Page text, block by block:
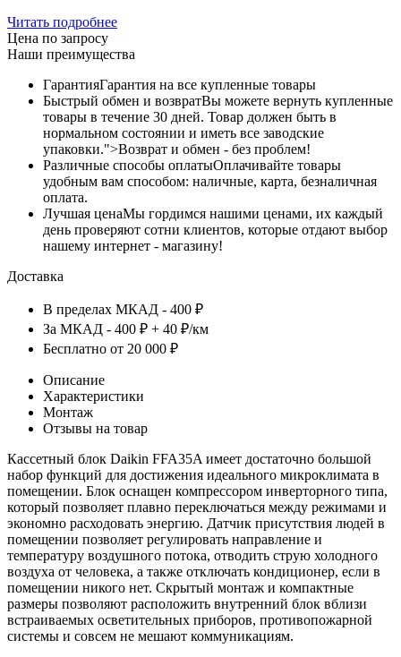
Читать подробнее
Цена по запросу
Наши преимущества
ГарантияГарантия на все купленные товары
Быстрый обмен и возвратВы можете вернуть купленные
товары в течение 30 дней. Товар должен быть в
нормальном состоянии и иметь все заводские
упаковки.">Возврат и обмен - без проблем!
Различные способы оплатыОплачивайте товары
удобным вам способом: наличные, карта, безналичная
оплата.
Лучшая ценаМы гордимся нашими ценами, их каждый
день проверяют сотни клиентов, которые отдают выбор
нашему интернет - магазину!
Доставка
В пределах МКАД - 400 ₽
За МКАД - 400 ₽ + 40 ₽/км
Бесплатно от 20 000 ₽
Описание
Характеристики
Монтаж
Отзывы на товар
Кассетный блок Daikin FFA35A имеет достаточно большой
набор функций для достижения идеального микроклимата в
помещении. Блок оснащен компрессором инверторного типа,
который позволяет плавно переключаться между режимами и
экономно расходовать энергию. Датчик присутствия людей в
помещении позволяет регулировать направление и
температуру воздушного потока, отводить струю холодного
воздуха от человека, а также отключать кондиционер, если в
помещении никого нет. Скрытый монтаж и компактные
размеры позволяют расположить внутренний блок вблизи
встраиваемых осветительных приборов, противопожарной
системы и совсем не мешают коммуникациям.